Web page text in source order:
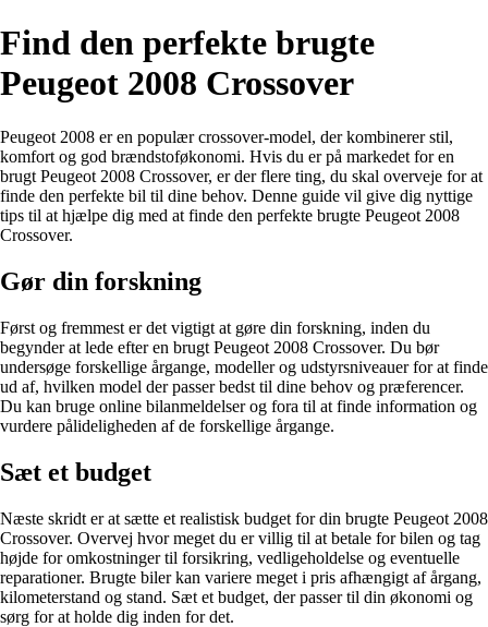
Find den perfekte brugte
Peugeot 2008 Crossover
Peugeot 2008 er en populær crossover-model, der kombinerer stil,
komfort og god brændstoføkonomi. Hvis du er på markedet for en
brugt Peugeot 2008 Crossover, er der flere ting, du skal overveje for at
finde den perfekte bil til dine behov. Denne guide vil give dig nyttige
tips til at hjælpe dig med at finde den perfekte brugte Peugeot 2008
Crossover.
Gør din forskning
Først og fremmest er det vigtigt at gøre din forskning, inden du
begynder at lede efter en brugt Peugeot 2008 Crossover. Du bør
undersøge forskellige årgange, modeller og udstyrsniveauer for at finde
ud af, hvilken model der passer bedst til dine behov og præferencer.
Du kan bruge online bilanmeldelser og fora til at finde information og
vurdere pålideligheden af de forskellige årgange.
Sæt et budget
Næste skridt er at sætte et realistisk budget for din brugte Peugeot 2008
Crossover. Overvej hvor meget du er villig til at betale for bilen og tag
højde for omkostninger til forsikring, vedligeholdelse og eventuelle
reparationer. Brugte biler kan variere meget i pris afhængigt af årgang,
kilometerstand og stand. Sæt et budget, der passer til din økonomi og
sørg for at holde dig inden for det.